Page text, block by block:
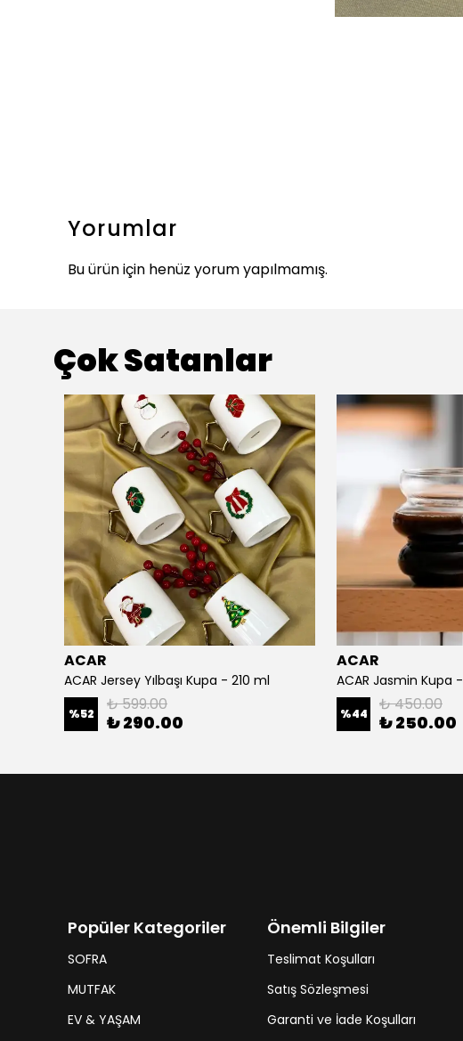
Yorumlar
Bu ürün için henüz yorum yapılmamış.
Çok Satanlar
ACAR
ACAR Jersey Yılbaşı Kupa - 210 ml
%52 ₺ 599.00
₺ 290.00
ACAR
ACAR Jasmin Kupa
%44 ₺ 450.00
₺ 250.00
Popüler Kategoriler
SOFRA
MUTFAK
EV & YAŞAM
Önemli Bilgiler
Teslimat Koşulları
Satış Sözleşmesi
Garanti ve İade Koşulları